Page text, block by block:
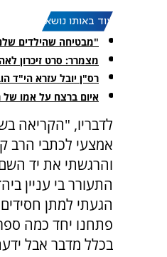
עוד באותו נושא:
"מבטיחה שהילדים
מצמרר: סרט זיכרון
רס"ן יובל עזרא הי"ד
איום ברצח על אמו של
לדבריו, "הקריאה
אמצעי לכתבי הרב
והרגשתי את יד
התעורר בי עניין
הגעתי למתן
פתחנו יחד כמה
בכלל מדבר אבל